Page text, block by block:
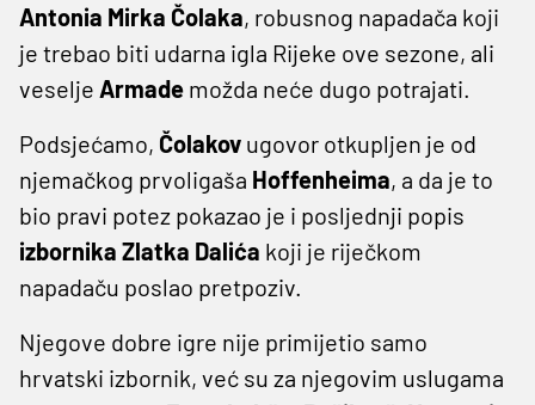
Antonia Mirka Čolaka, robusnog napadača koji
je trebao biti udarna igla Rijeke ove sezone, ali
veselje Armade možda neće dugo potrajati.
Podsjećamo, Čolakov ugovor otkupljen je od
njemačkog prvoligaša Hoffenheima, a da je to
bio pravi potez pokazao je i posljednji popis
izbornika Zlatka Dalića koji je riječkom
napadaču poslao pretpoziv.
Njegove dobre igre nije primijetio samo
hrvatski izbornik, već su za njegovim uslugama